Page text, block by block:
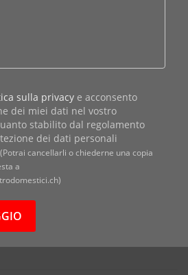
sulla privacy e acconsento
dei miei dati nel vostro
stabilito dal regolamento
dei dati personali
(Potrai cancellarli o chiederne una copia
a